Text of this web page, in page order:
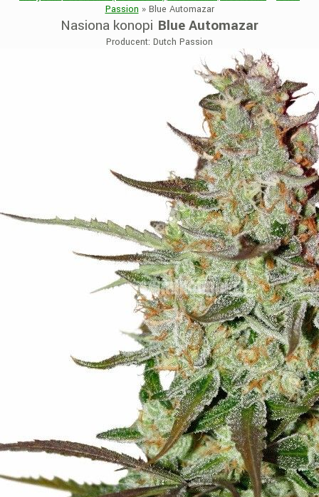
Passion » Blue Automazar
Nasiona konopi Blue Automazar
Producent: Dutch Passion